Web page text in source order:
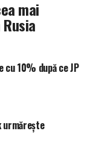
mai
cu 10% după ce JP
urmărește